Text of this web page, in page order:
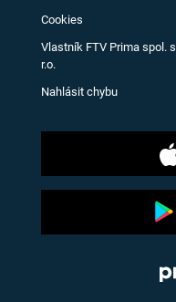
Cookies
Vlastník FTV Prima spol. s
r.o.
Nahlásit chybu